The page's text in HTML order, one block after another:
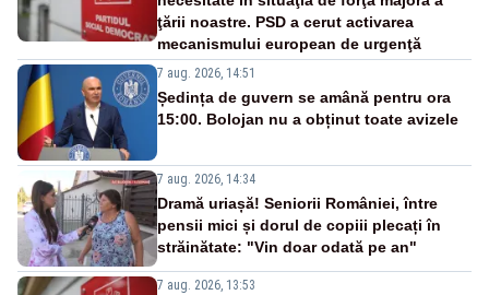
ţării noastre. PSD a cerut activarea
mecanismului european de urgenţă
7 aug. 2026, 14:51
Ședința de guvern se amână pentru ora
15:00. Bolojan nu a obținut toate avizele
7 aug. 2026, 14:34
Dramă uriașă! Seniorii României, între
pensii mici și dorul de copiii plecați în
străinătate: "Vin doar odată pe an"
7 aug. 2026, 13:53